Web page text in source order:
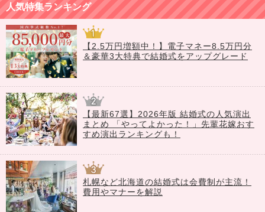
人気特集ランキング
【2.5万円増額中！】電子マネー8.5万円分
＆豪華3大特典で結婚式をアップグレード
【最新67選】2026年版 結婚式の人気演出
まとめ 「やってよかった！」先輩花嫁おす
すめ演出ランキングも！
札幌など北海道の結婚式は会費制が主流！
費用やマナーを解説